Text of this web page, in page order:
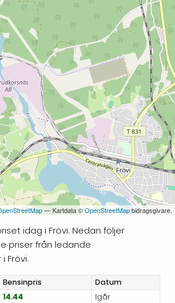
— Kartdata ©OpenStreetMapbidragsgivare.
idag i Frövi. Nedan följer
priser från ledande
Frövi.
Bensinpris
Datum
14.44 Igår